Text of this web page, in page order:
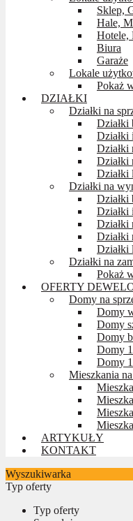
Sklep,
Hale,
Hotele,
Biura
Garaże
Lokale
Pokaż
DZIAŁKI
Działki na
Działki
Działki
Działki
Działki
Działki
Działki na
Działki
Działki
Działki
Działki
Działki
Działki na
Pokaż
OFERTY
Domy na
Domy
Domy
Domy
Domy
Domy
Mieszkania
ARTYKUŁY
KONTAKT
Wyszukiwarka
Typ oferty
Typ oferty